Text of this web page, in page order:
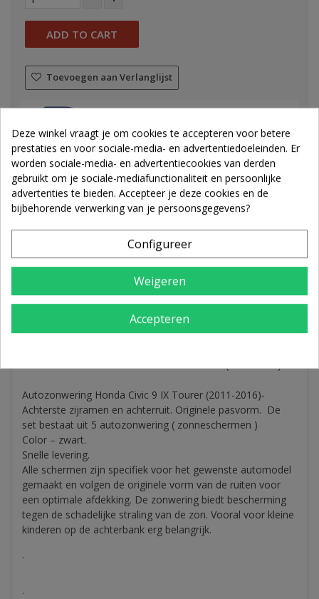
ADD TO CART
Toevoegen aan Verlanglijst
MORE INFO
ZONNESCHERMEN Honda Civic 9 IX Tourer (2011-2016)
Autozonwering Honda Civic 9 IX Tourer (2011-2016)-
Achterste zijramen en achterruit. Originele pasvorm. De
set bestaat uit 5 autozonwering ( zonneschermen )
Color – zwart.
Snelle levering.
Alle schermen zijn specifiek voor het gewenste automodel
gemaakt en volgen de originele vorm van de ruiten voor
een optimale afdekking. De zonwering biedt bescherming
tegen de schadelijke straling van de zon. Vooral voor kleine
kinderen op de achterbank erg belangrijk.
.
.
Deze winkel vraagt je om cookies te accepteren voor betere
prestaties en voor sociale-media- en advertentiedoeleinden. Er
worden sociale-media- en advertentiecookies van derden
gebruikt om je sociale-mediafunctionaliteit en persoonlijke
advertenties te bieden. Accepteer je deze cookies en de
bijbehorende verwerking van je persoonsgegevens?
Configureer
Weigeren
Accepteren